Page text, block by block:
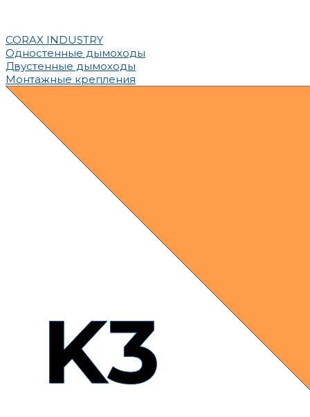
CORAX INDUSTRY
Одностенные дымоходы
Двустенные дымоходы
Монтажные крепления